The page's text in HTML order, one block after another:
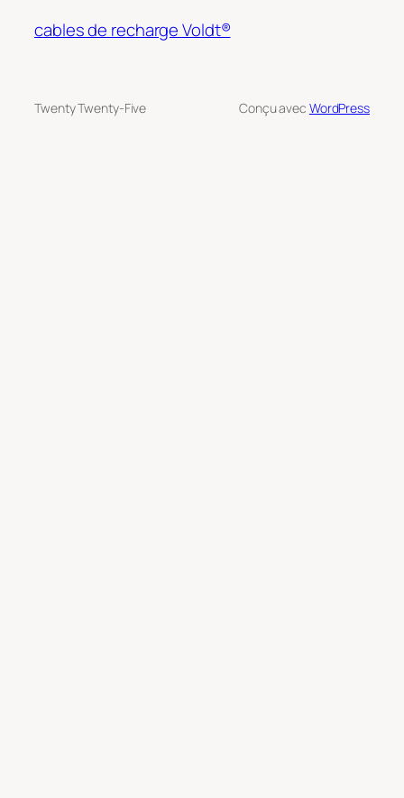
cables de recharge Voldt®
Twenty Twenty-Five Conçu avec WordPress